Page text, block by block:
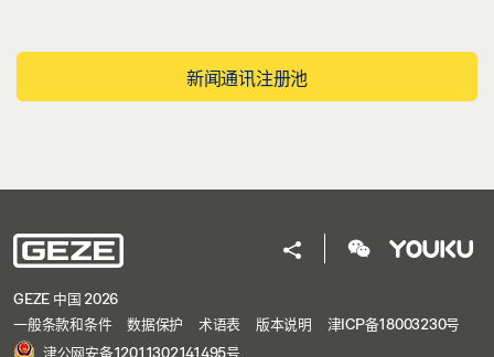
新闻通讯注册池
GEZE 中国 2026
一般条款和条件
数据保护 术语表 版本说明
津ICP备18003230号
津公网安备12011302141495号